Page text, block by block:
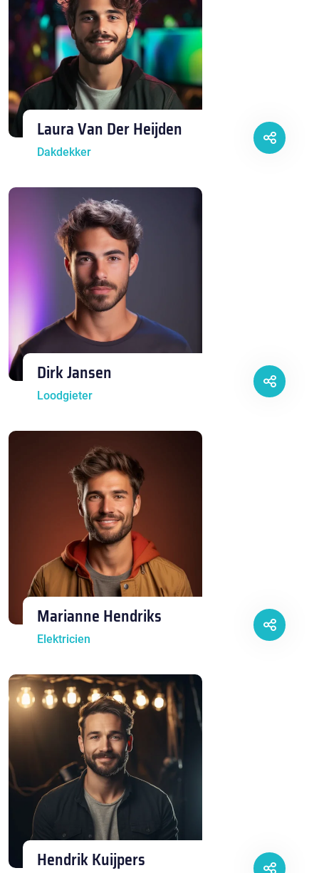
Laura Van Der Heijden
Dakdekker
Dirk Jansen
Loodgieter
Marianne Hendriks
Elektricien
Hendrik Kuijpers